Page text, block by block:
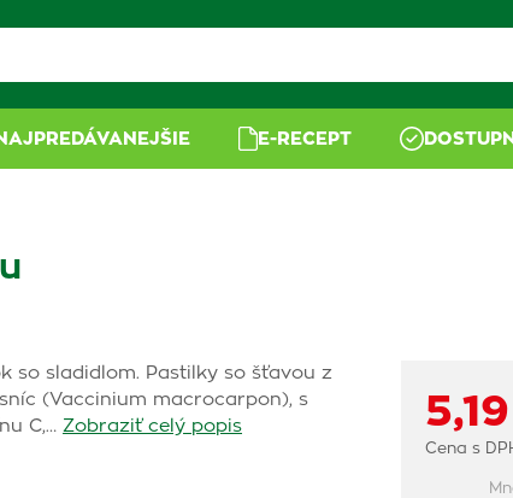
E-RECEPT
so sladidlom. Pastilky so šťavou z
(Vaccinium macrocarpon), s
C,… Zobraziť celý popis
Cena s